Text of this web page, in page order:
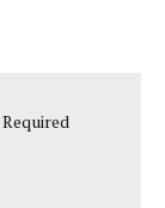
Required